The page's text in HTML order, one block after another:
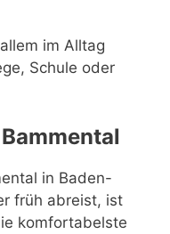
im Alltag
Schule oder
in Baden-
früh abreist, ist
komfortabelste